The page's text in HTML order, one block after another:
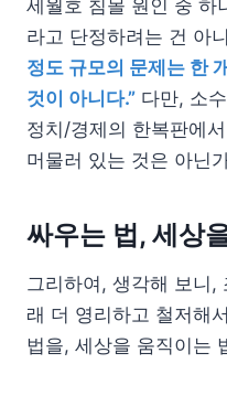
세월호 침몰 원인 중 하
라고 단정하려는 건 아
정도 규모의 문제는 한
것이 아니다.” 다만, 소
정치/경제의 한복판에
머물러 있는 것은 아닌
싸우는 법, 세상
그리하여, 생각해 보니,
래 더 영리하고 철저해
법을, 세상을 움직이는